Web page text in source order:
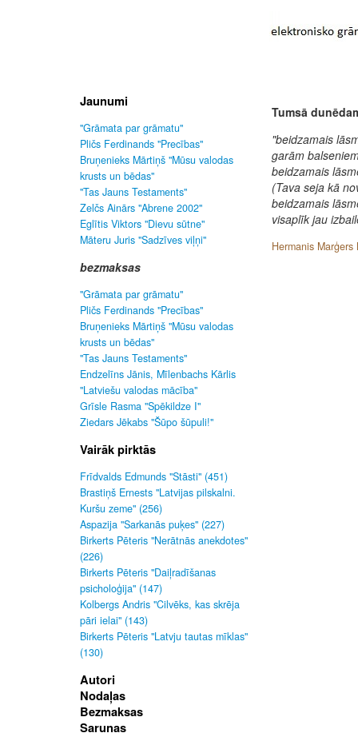
Jaunumi
"Grāmata par grāmatu"
Pličs Ferdinands "Precības"
Bruņenieks Mārtiņš "Mūsu valodas
krusts un bēdas"
"Tas Jauns Testaments"
Zelčs Ainārs "Abrene 2002"
Eglītis Viktors "Dievu sūtne"
Māteru Juris "Sadzīves viļņi"
bezmaksas
"Grāmata par grāmatu"
Pličs Ferdinands "Precības"
Bruņenieks Mārtiņš "Mūsu valodas
krusts un bēdas"
"Tas Jauns Testaments"
Endzelīns Jānis, Mīlenbachs Kārlis
"Latviešu valodas mācība"
Grīsle Rasma "Spēkildze I"
Ziedars Jēkabs "Šūpo šūpuli!"
Vairāk pirktās
Frīdvalds Edmunds "Stāsti" (451)
Brastiņš Ernests "Latvijas pilskalni.
Kuršu zeme" (256)
Aspazija "Sarkanās puķes" (227)
Birkerts Pēteris "Nerātnās anekdotes"
(226)
Birkerts Pēteris "Daiļradīšanas
psicholoģija" (147)
Kolbergs Andris "Cilvēks, kas skrēja
pāri ielai" (143)
Birkerts Pēteris "Latvju tautas mīklas"
(130)
Autori
Nodaļas
Bezmaksas
Sarunas
Tumsā
"beidzamais
garām
beidzamais
(Tava seja kā
beidzamais
visaplīk jau
Hermanis